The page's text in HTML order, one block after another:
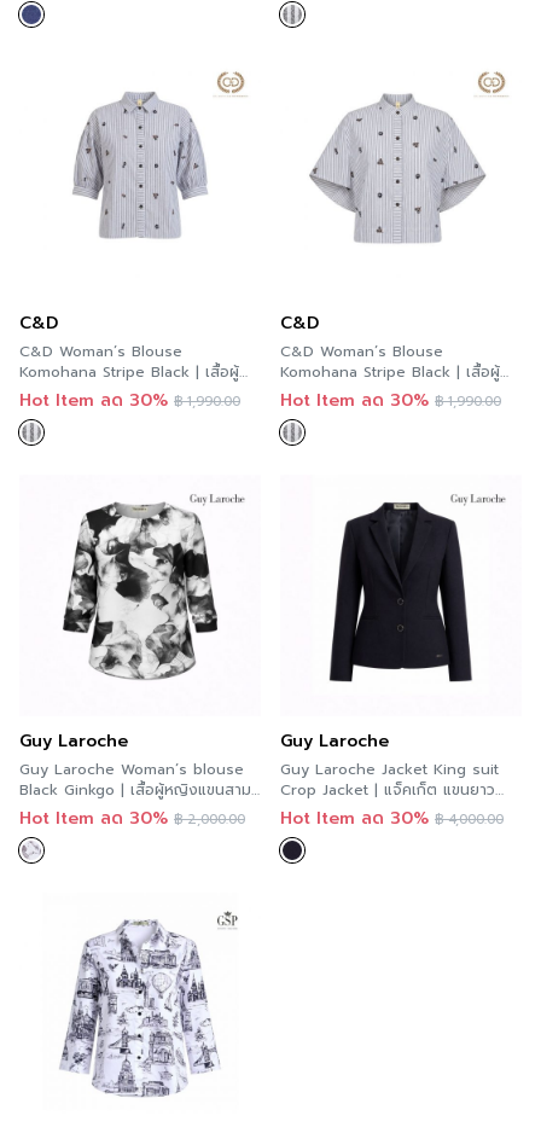
C&D
C&D Woman’s Blouse
Komohana Stripe Black | เสื้อผู้
หญิง แขนสั้น สีดำ CC7DBL
Hot Item ลด 30% ฿1,990.00
C&D
C&D Woman’s Blouse
Komohana Stripe Black | เสื้อผู้
หญิง แขนสั้น สีดำ CC72BL
Hot Item ลด 30% ฿1,990.00
Guy Laroche
Guy Laroche Woman’s blouse
Black Ginkgo | เสื้อผู้หญิงแขนสาม
ส่วน สีดำ GCAZBL
Hot Item ลด 30% ฿2,000.00
Guy Laroche
Guy Laroche Jacket King suit
Crop Jacket | แจ็คเก็ต แขนยาว
สีดำ G9ZDBL
Hot Item ลด 30% ฿4,000.00